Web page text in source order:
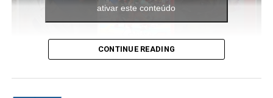
ativar este conteúdo
A aventura leva o jogador para ilhas inéditas e diferentes
CONTINUE READING